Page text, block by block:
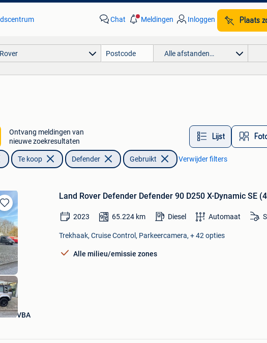
Chat Meldingen Inloggen Plaats
Alle afstanden…
Ontvang meldingen van
nieuwe zoekresultaten
Lijst
Te koop Defender Gebruikt Verwijder filters
Land Rover Defender Defender 90 D250 X-Dynamic SE
2023 65.224 km Diesel Automaat
Trekhaak, Cruise Control, Parkeercamera, + 42 opties
Alle milieu/emissie zones
BVBA